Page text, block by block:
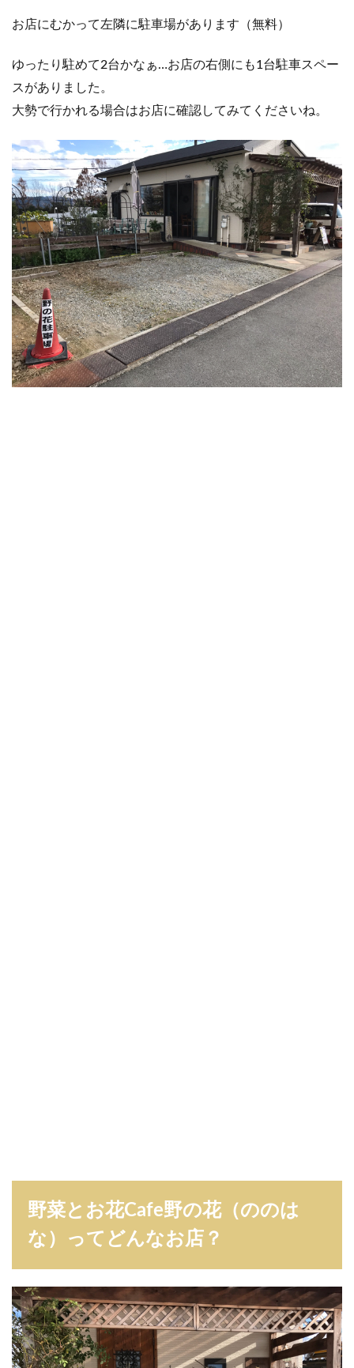
お店にむかって左隣に駐車場があります（無料）
ゆったり駐めて2台かなぁ…お店の右側にも1台駐車スペー
スがありました。
大勢で行かれる場合はお店に確認してみてくださいね。
野菜とお花Cafe野の花（ののは
な）ってどんなお店？